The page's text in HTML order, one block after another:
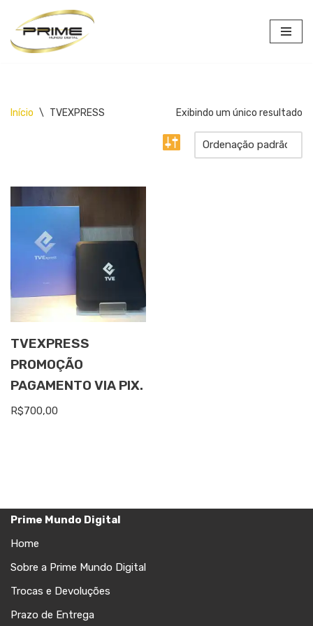
Pular
para
Início \ TVEXPRESS Exibindo um único resultado
TVEXPRESS
PROMOÇÃO
PAGAMENTO VIA PIX.
R$700,00
Prime Mundo Digital
Home
Sobre a Prime Mundo Digital
Trocas e Devoluções
Prazo de Entrega